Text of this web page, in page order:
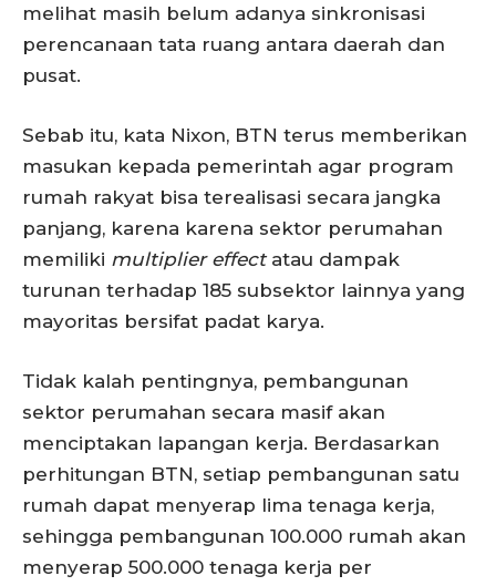
melihat masih belum adanya sinkronisasi
perencanaan tata ruang antara daerah dan
pusat.
Sebab itu, kata Nixon, BTN terus memberikan
masukan kepada pemerintah agar program
rumah rakyat bisa terealisasi secara jangka
panjang, karena karena sektor perumahan
memiliki multiplier effect atau dampak
turunan terhadap 185 subsektor lainnya yang
mayoritas bersifat padat karya.
Tidak kalah pentingnya, pembangunan
sektor perumahan secara masif akan
menciptakan lapangan kerja. Berdasarkan
perhitungan BTN, setiap pembangunan satu
rumah dapat menyerap lima tenaga kerja,
sehingga pembangunan 100.000 rumah akan
menyerap 500.000 tenaga kerja per